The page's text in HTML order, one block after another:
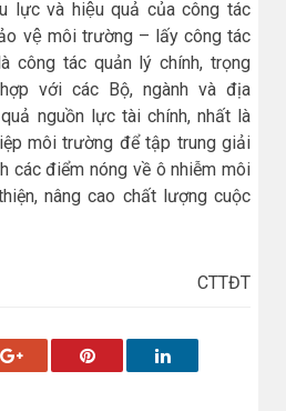
lực và hiệu quả của công tác
vệ môi trường – lấy công tác
công tác quản lý chính, trọng
với các Bộ, ngành và địa
nguồn lực tài chính, nhất là
môi trường để tập trung giải
các điểm nóng về ô nhiễm môi
nâng cao chất lượng cuộc
CTTĐT
Google+ Pinterest LinkedIn